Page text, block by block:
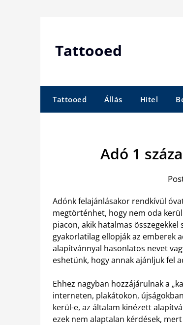
Tattooed
Tattooed Állás Hitel
Adó 1
Adónk felajánlásakor rendkívül
megtörténhet, hogy nem oda
piacon, akik hatalmas
gyakorlatilag ellopják az emberek
alapítvánnyal hasonlatos nevet
eshetünk, hogy annak ajánljuk fel
Ehhez nagyban hozzájárulnak a
interneten, plakátokon,
kerül-e, az általam kinézett
ezek nem alaptalan kérdések,